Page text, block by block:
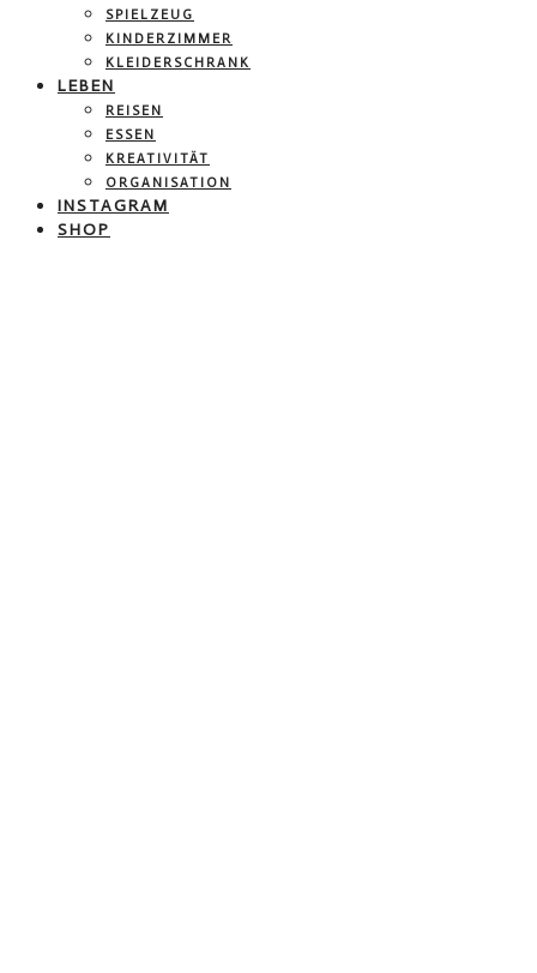
SPIELZEUG
KINDERZIMMER
KLEIDERSCHRANK
LEBEN
REISEN
ESSEN
KREATIVITÄT
ORGANISATION
INSTAGRAM
SHOP